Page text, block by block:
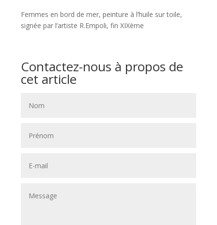
Femmes en bord de mer, peinture à l’huile sur toile,
signée par l’artiste R.Empoli, fin XIXème
Contactez-nous à propos de
cet article